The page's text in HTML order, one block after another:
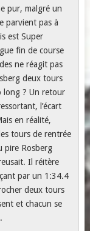
pur, malgré un
parvient pas à
est Super
fin de course
ne réagit pas
deux tours
long ? Un retour
l’écart
en réalité,
tours de rentrée
pire Rosberg
Il réitère
par un 1:34.4
deux tours
et chacun se